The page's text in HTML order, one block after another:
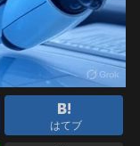
はてブ